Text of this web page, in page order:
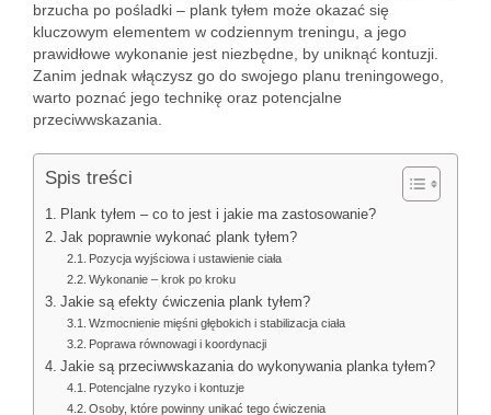
brzucha po pośladki – plank tyłem może okazać się
kluczowym elementem w codziennym treningu, a jego
prawidłowe wykonanie jest niezbędne, by uniknąć kontuzji.
Zanim jednak włączysz go do swojego planu treningowego,
warto poznać jego technikę oraz potencjalne
przeciwwskazania.
Spis treści
Plank tyłem – co to jest i jakie ma zastosowanie?
Jak poprawnie wykonać plank tyłem?
Pozycja wyjściowa i ustawienie ciała
Wykonanie – krok po kroku
Jakie są efekty ćwiczenia plank tyłem?
Wzmocnienie mięśni głębokich i stabilizacja ciała
Poprawa równowagi i koordynacji
Jakie są przeciwwskazania do wykonywania planka tyłem?
Potencjalne ryzyko i kontuzje
Osoby, które powinny unikać tego ćwiczenia